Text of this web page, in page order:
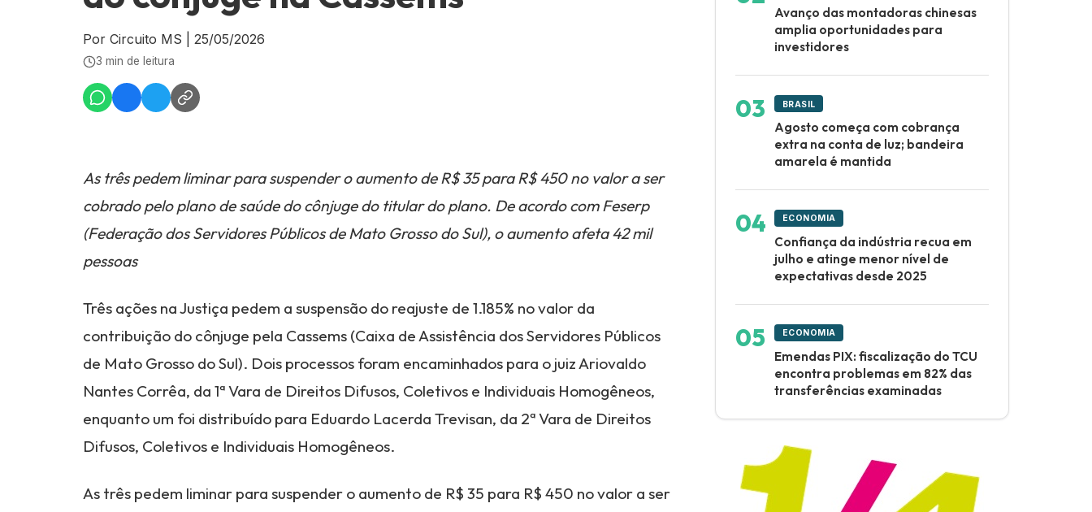
Por Circuito MS 25/05/2026
3 min de leitura
As três pedem liminar para suspender o aumento de R$ 35 para R$ 450 no valor a ser
cobrado pelo plano de saúde do cônjuge do titular do plano. De acordo com Feserp
(Federação dos Servidores Públicos de Mato Grosso do Sul), o aumento afeta 42 mil
pessoas
Três ações na Justiça pedem a suspensão do reajuste de 1.185% no valor da
contribuição do cônjuge pela Cassems (Caixa de Assistência dos Servidores Públicos
de Mato Grosso do Sul). Dois processos foram encaminhados para o juiz Ariovaldo
Nantes Corrêa, da 1ª Vara de Direitos Difusos, Coletivos e Individuais Homogêneos,
enquanto um foi distribuído para Eduardo Lacerda Trevisan, da 2ª Vara de Direitos
Difusos, Coletivos e Individuais Homogêneos.
As três pedem liminar para suspender o aumento de R$ 35 para R$ 450 no valor a ser
Avanço das montadoras chinesas
amplia oportunidades para
investidores
BRASIL
Agosto começa com cobrança
extra na conta de luz; bandeira
amarela é mantida
ECONOMIA
Confiança da indústria recua em
julho e atinge menor nível de
expectativas desde 2025
ECONOMIA
Emendas PIX: fiscalização do TCU
encontra problemas em 82% das
transferências examinadas